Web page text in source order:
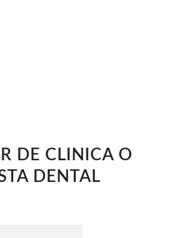
DE CLINICA O
DENTAL